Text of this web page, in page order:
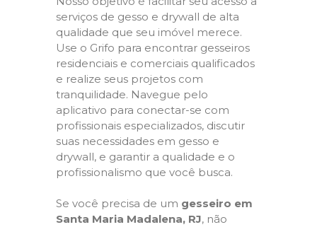
serviços de gesso e drywall de alta
qualidade que seu imóvel merece.
Use o Grifo para encontrar gesseiros
residenciais e comerciais qualificados
e realize seus projetos com
tranquilidade. Navegue pelo
aplicativo para conectar-se com
profissionais especializados, discutir
suas necessidades em gesso e
drywall, e garantir a qualidade e o
profissionalismo que você busca.
Se você precisa de um gesseiro em
Santa Maria Madalena, RJ, não